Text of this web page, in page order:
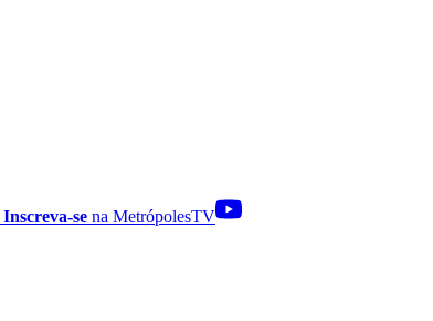
Inscreva-se na MetrópolesTV